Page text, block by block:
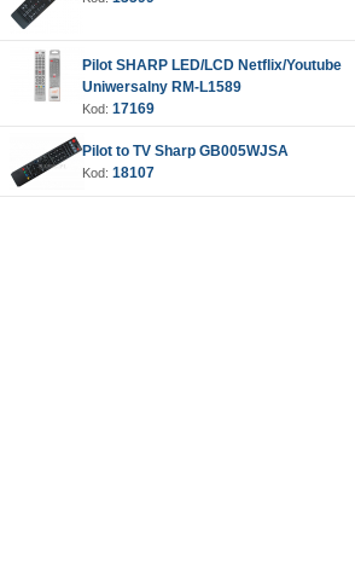
Pilot SHARP LED/LCD Netflix/Youtube
Uniwersalny RM-L1589
Kod: 17169
Pilot to TV Sharp GB005WJSA
Kod: 18107